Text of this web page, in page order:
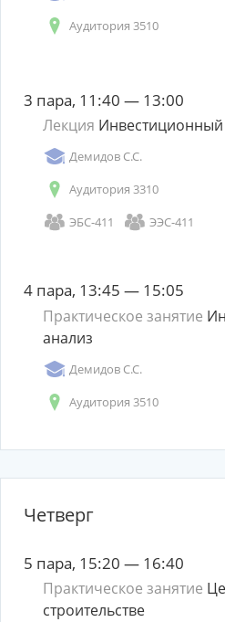
Аудитория 3510
3 пара, 11:40 — 13:00
Лекция Инвестиционный
Демидов С.С.
Аудитория 3310
ЭБС-411
ЭЭС-411
4 пара, 13:45 — 15:05
Практическое занятие
анализ
Демидов С.С.
Аудитория 3510
Четверг
5 пара, 15:20 — 16:40
Практическое занятие
строительстве